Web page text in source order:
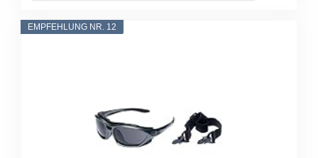
EMPFEHLUNG NR. 12